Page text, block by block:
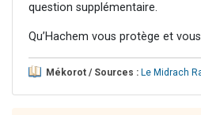
question supplémentaire.
Qu’Hachem vous protège et
Mékorot / Sources : Le Midrach